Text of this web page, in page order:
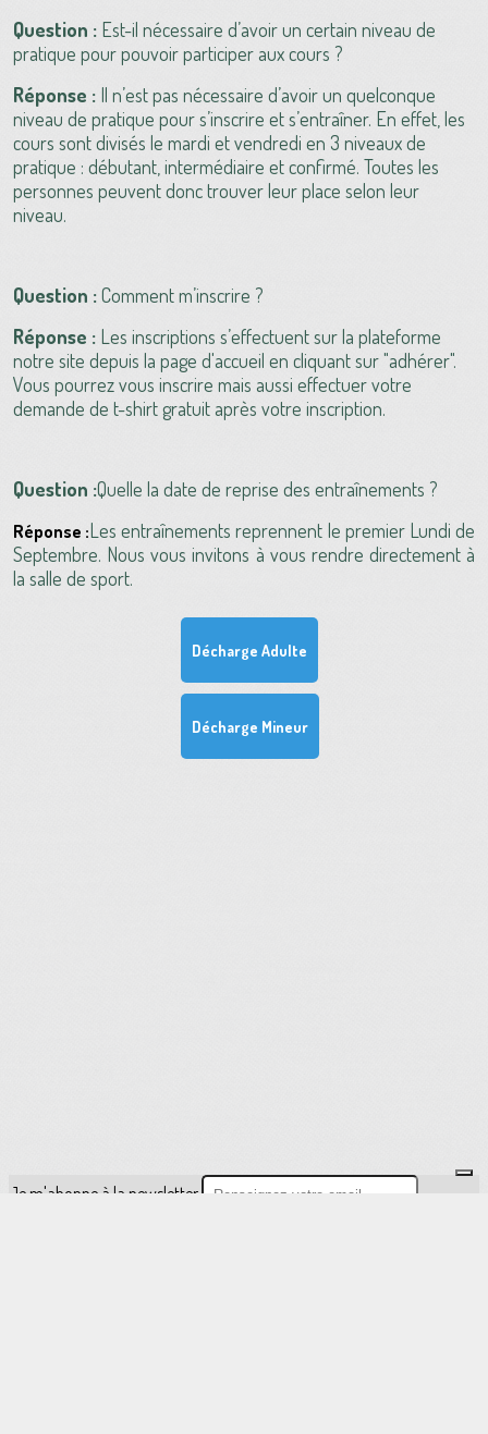
Question : Est-il nécessaire d’avoir un certain niveau de
pratique pour pouvoir participer aux cours ?
Réponse : Il n’est pas nécessaire d’avoir un quelconque
niveau de pratique pour s’inscrire et s’entraîner. En effet, les
cours sont divisés le mardi et vendredi en 3 niveaux de
pratique : débutant, intermédiaire et confirmé. Toutes les
personnes peuvent donc trouver leur place selon leur
niveau.
Question :Comment m’inscrire ?
Réponse : Les inscriptions s’effectuent sur la plateforme
notre site depuis la page d'accueil en cliquant sur "adhérer".
Vous pourrez vous inscrire mais aussi effectuer votre
demande de t-shirt gratuit après votre inscription.
Question :Quelle la date de reprise des entraînements ?
Réponse :Les entraînements reprennent le premier Lundi de
Septembre. Nous vous invitons à vous rendre directement à
la salle de sport.
Décharge Adulte
Décharge Mineur
Je m'abonne à la newsletter